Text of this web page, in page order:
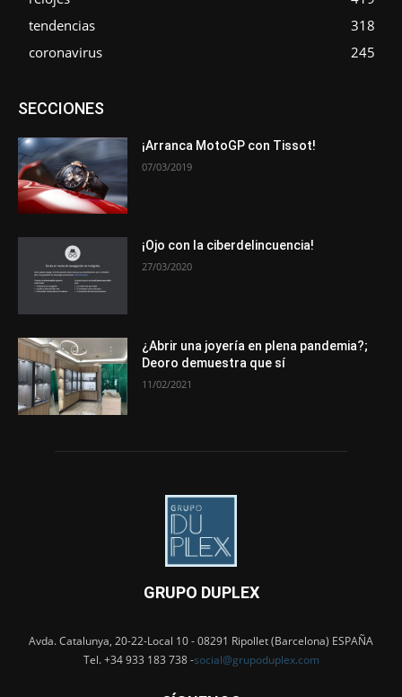
tendencias
318
coronavirus
245
SECCIONESAsociaciones
Novedades
Opiniones Premios Secciones
¡Arranca MotoGP con Tissot!
07/03/2019
¡Ojo con la ciberdelincuencia!
27/03/2020
¿Abrir una joyería en plena pandemia?;
Deoro demuestra que sí
11/02/2021
GRUPO DUPLEX
Avda. Catalunya, 20-22-Local 10 - 08291 Ripollet (Barcelona) ESPAÑA
Tel. +34 933 183 738 -social@grupoduplex.com